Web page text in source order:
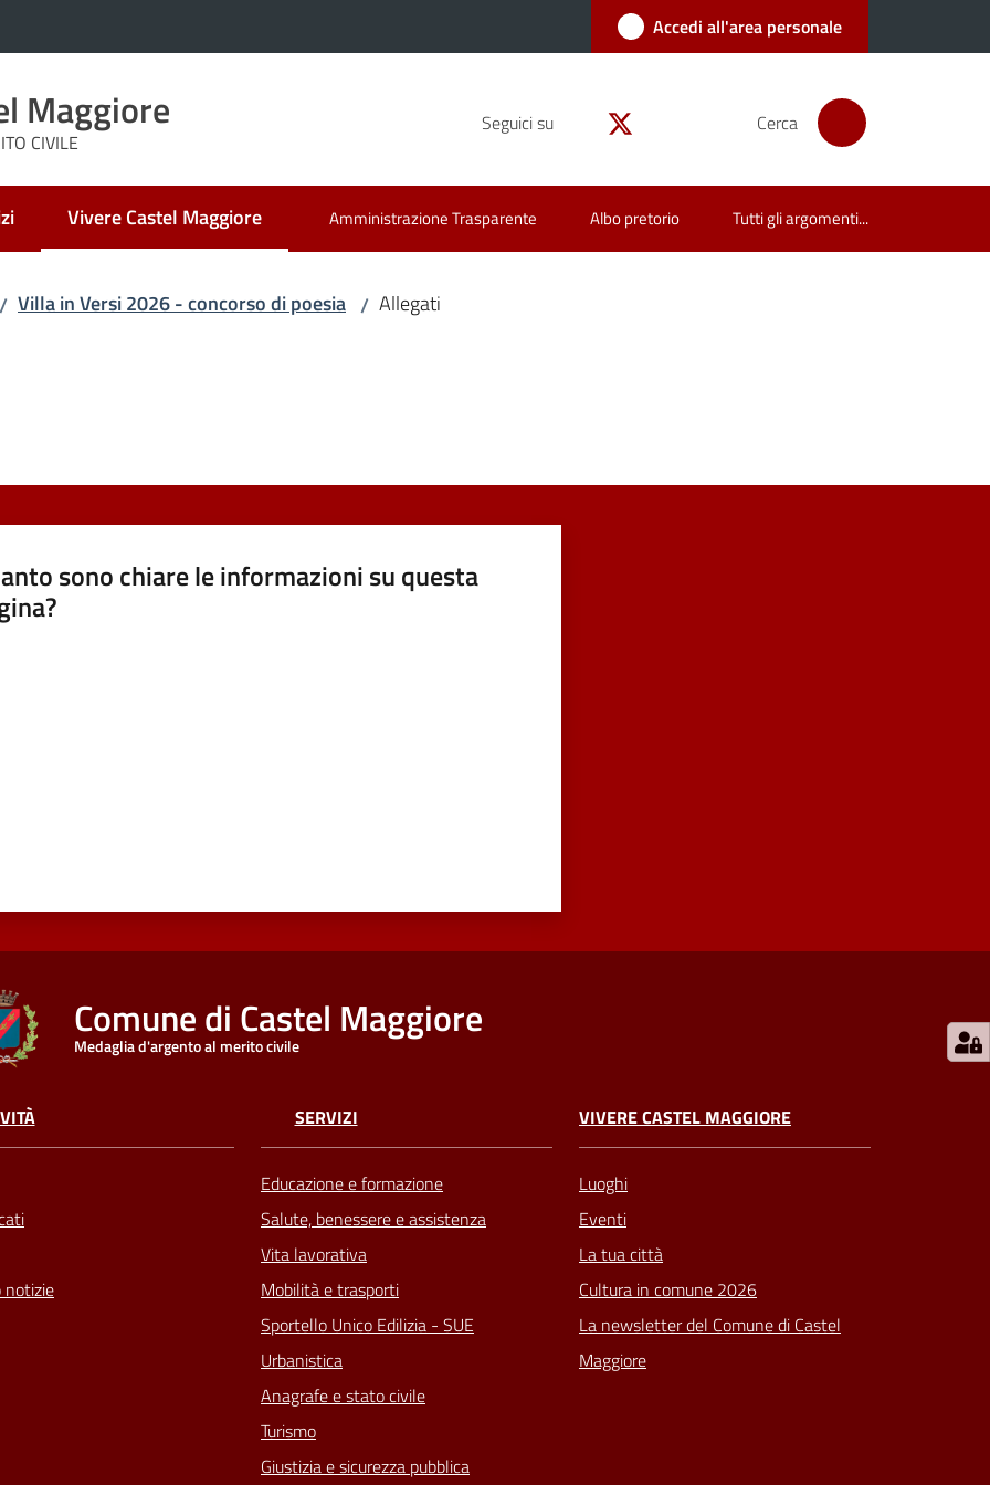
Accedi all'area personale
Maggiore
CIVILE
Seguici su Cerca
Vivere Castel Maggiore
Menu selezionato Amministrazione Trasparente Albo pretorio Tutti gli argomenti...
/ Villa in Versi 2026 - concorso di poesia / Allegati
sono chiare le informazioni su questa
Comune di Castel Maggiore
Medaglia d'argento al merito civile
notizie
SERVIZI
Educazione e formazione
Salute, benessere e assistenza
Vita lavorativa
Mobilità e trasporti
Sportello Unico Edilizia - SUE
Urbanistica
Anagrafe e stato civile
Turismo
Giustizia e sicurezza pubblica
VIVERE CASTEL MAGGIORE
Luoghi
Eventi
La tua città
Cultura in comune 2026
La newsletter del Comune di Castel
Maggiore